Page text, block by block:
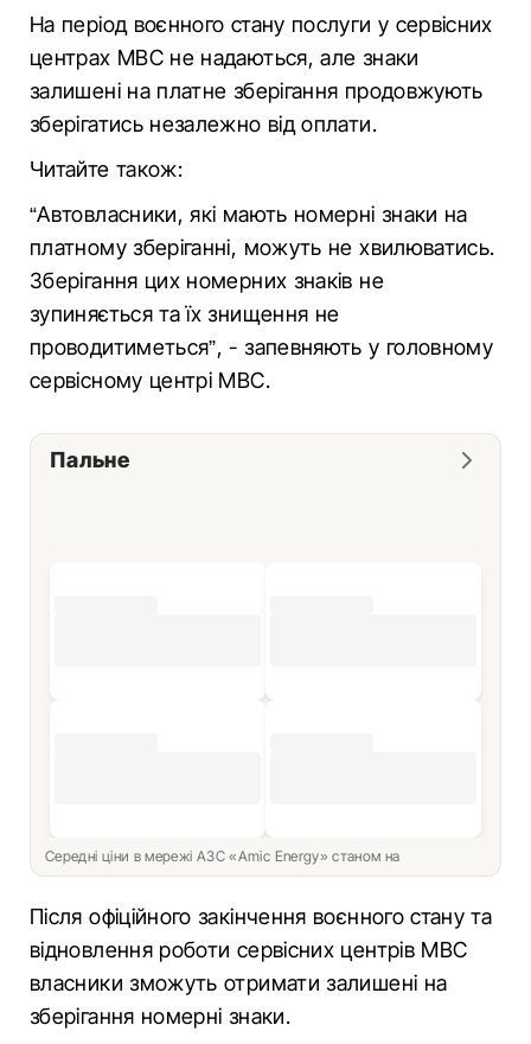
На період воєнного стану послуги у сервісних
центрах МВС не надаються, але знаки
залишені на платне зберігання продовжують
зберігатись незалежно від оплати.
Читайте також:
“Автовласники, які мають номерні знаки на
платному зберіганні, можуть не хвилюватись.
Зберігання цих номерних знаків не
зупиняється та їх знищення не
проводитиметься”, - запевняють у головному
сервісному центрі МВС.
Пальне
Середні ціни в мережі АЗС «Amic Energy» станом на
Після офіційного закінчення воєнного стану та
відновлення роботи сервісних центрів МВС
власники зможуть отримати залишені на
зберігання номерні знаки.